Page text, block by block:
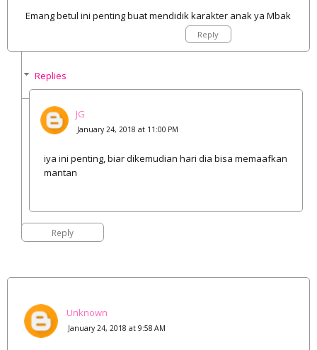
Emang betul ini penting buat mendidik karakter anak ya Mbak
Reply
Replies
JG
January 24, 2018 at 11:00 PM
iya ini penting, biar dikemudian hari dia bisa memaafkan
mantan
Reply
Unknown
January 24, 2018 at 9:58 AM